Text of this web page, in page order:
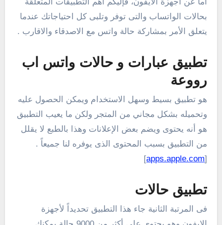
بحالات الواتساب والتى توفر وتلبى كل احتياجاتك عندما
يتعلق الأمر بمشاركة حالة واتس مع الاصدقاء والاقارب .
تطبيق عبارات و حالات واتس اب
رووعة
هو تطبيق بسيط وسهل الاستخدام ويمكن الحصول عليه
وتحميله بشكل مجاني من المتجر ولكن ما يعيب التطبيق
هو أنه يحتوى ويضم بعض الإعلانات وهذا بالطبع لا يقلل
من التطبيق بسبب المحتوى الذى يوفره لنا جميعاً .
[
apps.apple.com
]
تطبيق حالات
فى المرتبة الثانية جاء هذا التطبيق تحديداً لأجهزة